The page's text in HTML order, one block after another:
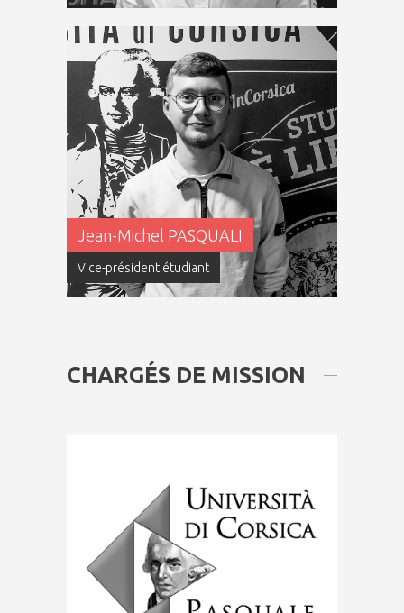
Jean-Michel PASQUALI
Vice-président étudiant
CHARGÉS DE MISSION